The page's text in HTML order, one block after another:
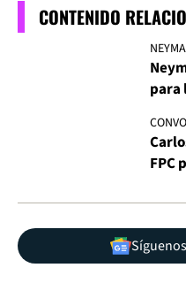
CONTENIDO
para
FPC